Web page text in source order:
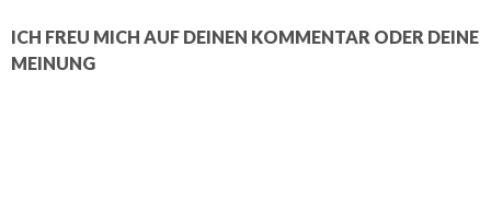
ICH FREU MICH AUF DEINEN KOMMENTAR ODER DEINE
MEINUNG